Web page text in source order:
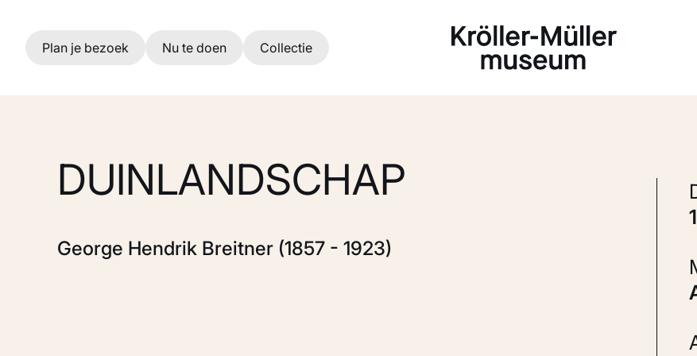
Ga naar hoofdinhoud
Plan je bezoek Nu te doen Collectie
DUINLANDSCHAP
George Hendrik Breitner (1857 - 1923)